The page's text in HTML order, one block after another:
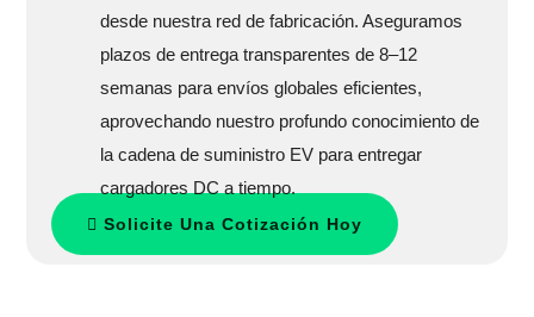
desde nuestra red de fabricación. Aseguramos
plazos de entrega transparentes de 8–12
semanas para envíos globales eficientes,
aprovechando nuestro profundo conocimiento de
la cadena de suministro EV para entregar
cargadores DC a tiempo.
Solicite Una Cotización Hoy